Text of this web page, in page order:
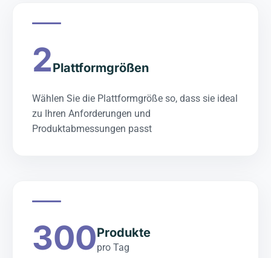
2Plattformgrößen
Wählen Sie die Plattformgröße so, dass sie ideal
zu Ihren Anforderungen und
Produktabmessungen passt
300Produkte
pro Tag